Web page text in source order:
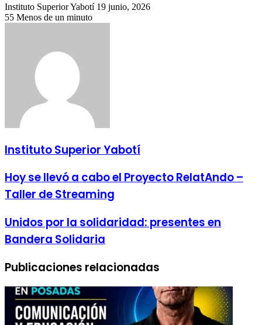
Instituto Superior Yabotí Send
19 junio, 2026
55 Menos de un minuto
Instituto Superior Yabotí
Hoy se llevó a cabo el Proyecto RelatAndo –
Taller de Streaming
Unidos por la solidaridad: presentes en
Bandera Solidaria
Publicaciones relacionadas